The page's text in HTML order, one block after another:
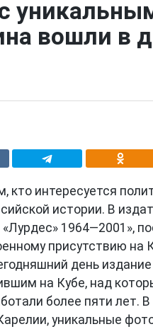
вошли в
кто интересуется
истории. В
1964—2001»,
присутствию на
день
на Кубе, над
более пяти лет.
уникальные